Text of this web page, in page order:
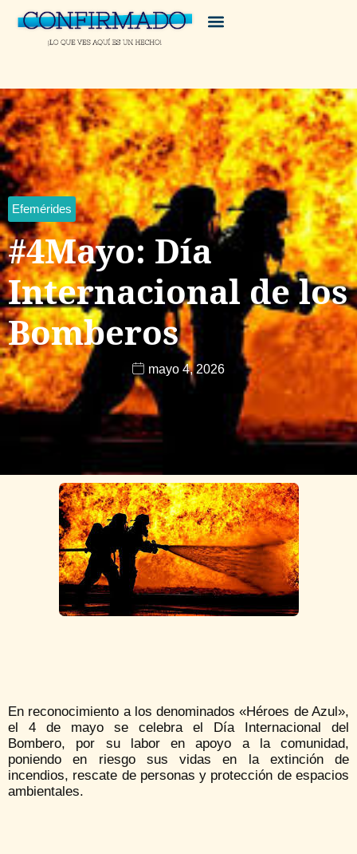
Efemérides
#4Mayo: Día
Internacional de los
Bomberos
mayo 4, 2026
En reconocimiento a los denominados «Héroes de Azul»,
el 4 de mayo se celebra el Día Internacional del
Bombero, por su labor en apoyo a la comunidad,
poniendo en riesgo sus vidas en la extinción de
incendios, rescate de personas y protección de espacios
ambientales.